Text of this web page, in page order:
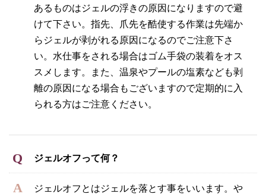
あるものはジェルの浮きの原因になりますので避
けて下さい。指先、爪先を酷使する作業は先端か
らジェルが剥がれる原因になるのでご注意下さ
い。水仕事をされる場合はゴム手袋の装着をオス
スメします。また、温泉やプールの塩素なども剥
離の原因になる場合もございますので定期的に入
られる方はご注意ください。
ジェルオフって何？
ジェルオフとはジェルを落とす事をいいます。や